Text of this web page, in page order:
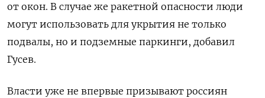
от окон. В случае же ракетной опасности люди
могут использовать для укрытия не только
подвалы, но и подземные паркинги, добавил
Гусев.
Власти уже не впервые призывают россиян